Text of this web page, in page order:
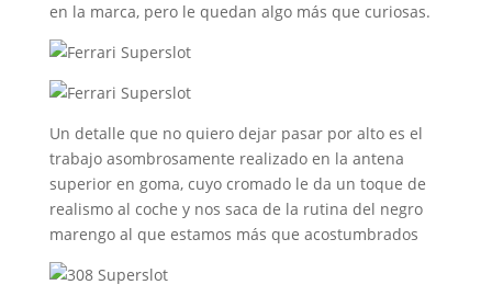
en la marca, pero le quedan algo más que curiosas.
Un detalle que no quiero dejar pasar por alto es el
trabajo asombrosamente realizado en la antena
superior en goma, cuyo cromado le da un toque de
realismo al coche y nos saca de la rutina del negro
marengo al que estamos más que acostumbrados